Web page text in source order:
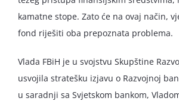
kamatne stope. Zato će na ovaj način,
fond riješiti oba prepoznata problema.
Vlada FBiH je u svojstvu Skupštine
usvojila stratešku izjavu o Razvojnoj
u saradnji sa Svjetskom bankom,